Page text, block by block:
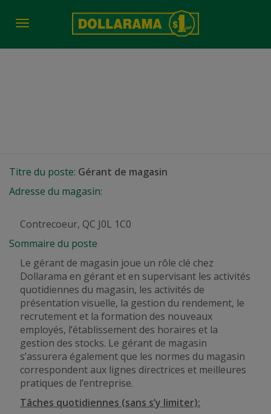
Toggle
Titre du poste: Gérant de magasin
Adresse du magasin:
Contrecoeur, QC J0L 1C0
Sommaire du poste
Le gérant de magasin joue un rôle clé chez
Dollarama en gérant et en supervisant les activités
quotidiennes du magasin, les activités de
présentation visuelle, la gestion du rendement, le
recrutement et la formation des nouveaux
employés, l’établissement des horaires et la
gestion des stocks. Le gérant de magasin
s’assurera également que les normes du magasin
correspondent aux lignes directrices et meilleures
pratiques de l’entreprise.
Tâches quotidiennes (sans s’y limiter):